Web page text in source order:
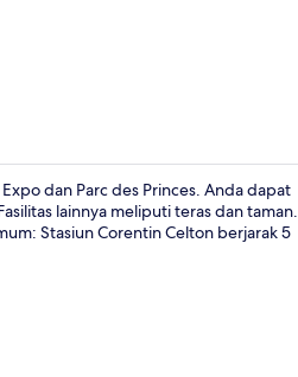
dan Parc des Princes. Anda dapat
lainnya meliputi teras dan taman.
Stasiun Corentin Celton berjarak 5